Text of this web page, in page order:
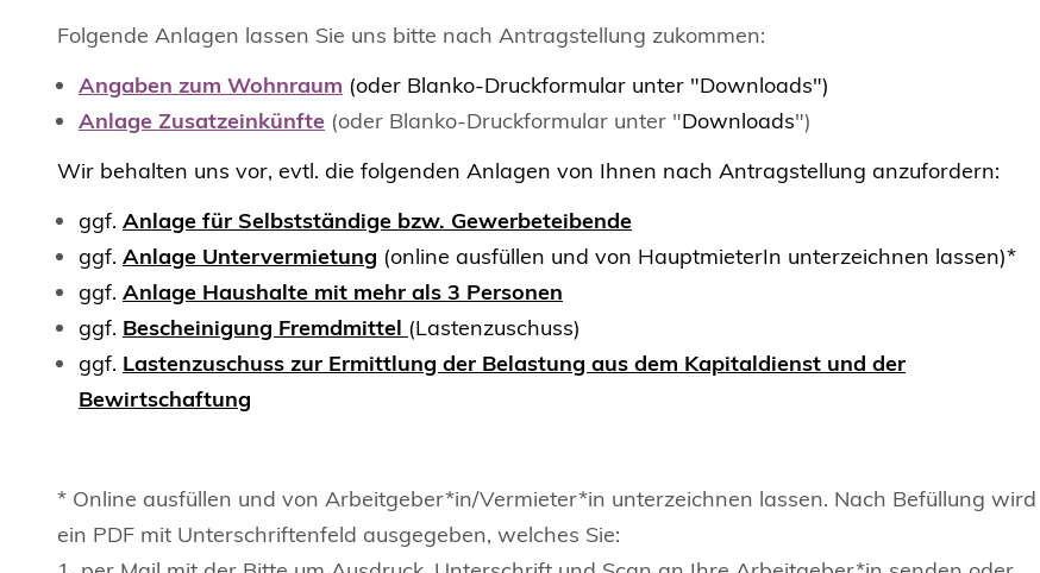
Folgende Anlagen lassen Sie uns bitte nach Antragstellung zukommen:
Angaben zum Wohnraum (oder Blanko-Druckformular unter "Downloads")
Anlage Zusatzeinkünfte (oder Blanko-Druckformular unter "Downloads")
Wir behalten uns vor, evtl. die folgenden Anlagen von Ihnen nach Antragstellung anzufordern:
ggf. Anlage für Selbstständige bzw. Gewerbeteibende
ggf. Anlage Untervermietung (online ausfüllen und von HauptmieterIn unterzeichnen lassen)*
ggf. Anlage Haushalte mit mehr als 3 Personen
ggf. Bescheinigung Fremdmittel (Lastenzuschuss)
ggf. Lastenzuschuss zur Ermittlung der Belastung aus dem Kapitaldienst und der
Bewirtschaftung
* Online ausfüllen und von Arbeitgeber*in/Vermieter*in unterzeichnen lassen. Nach Befüllung wird
ein PDF mit Unterschriftenfeld ausgegeben, welches Sie: